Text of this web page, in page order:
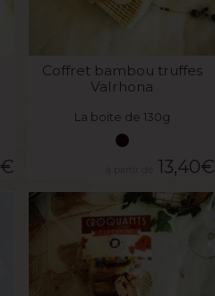
€
Coffret bambou truffes
Valrhona
La boite de 130g
13,40€